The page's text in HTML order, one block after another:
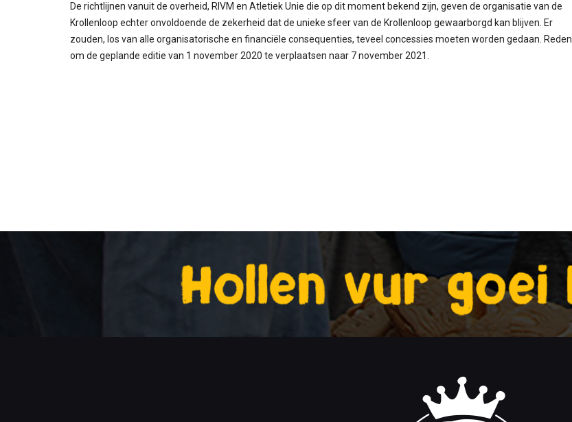
De richtlijnen vanuit de overheid, RIVM en Atletiek Unie die op dit moment bekend zijn, geven de organisatie van de
Krollenloop echter onvoldoende de zekerheid dat de unieke sfeer van de Krollenloop gewaarborgd kan blijven. Er
zouden, los van alle organisatorische en financiële consequenties, teveel concessies moeten worden gedaan. Reden
om de geplande editie van 1 november 2020 te verplaatsen naar 7 november 2021.